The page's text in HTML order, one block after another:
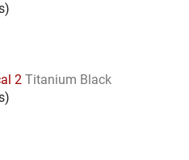
)
2 Titanium Black
)